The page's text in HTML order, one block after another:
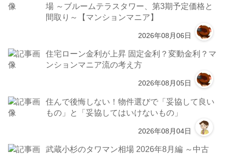
場 ～ブルームテラスタワー、第3期予定価格と
間取り～【マンションマニア】
2026年08月06日
住宅ローン金利が上昇 固定金利？変動金利？マ
ンションマニア流の考え方
2026年08月05日
住んで後悔しない！物件選びで「妥協して良い
もの」と「妥協してはいけないもの」
2026年08月04日
武蔵小杉のタワマン相場 2026年8月編 ～中古